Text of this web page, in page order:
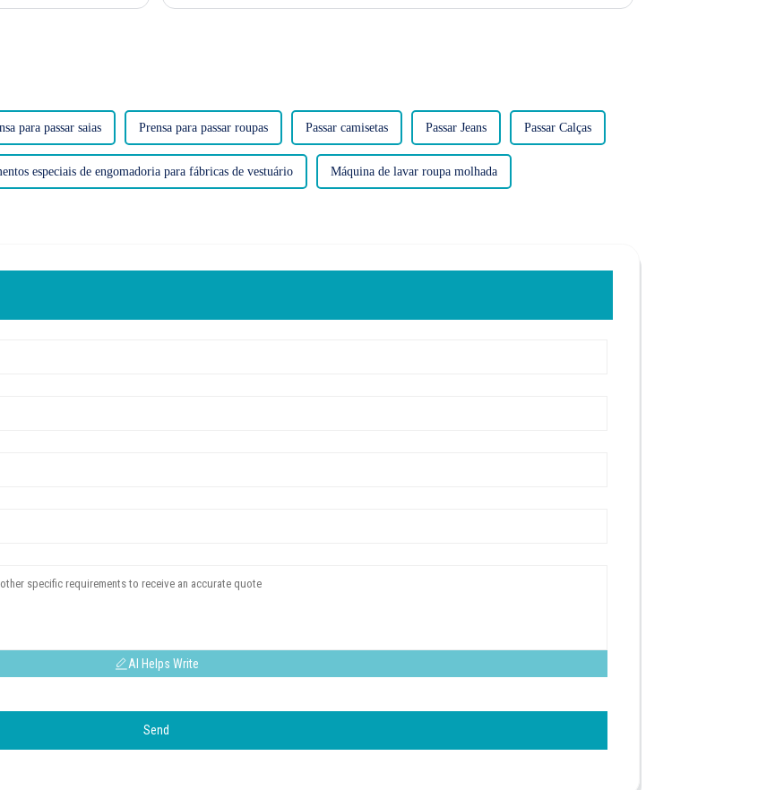
para passar saias Prensa para passar roupas Passar camisetas Passar Jeans Passar Calças
especiais de engomadoria para fábricas de vestuário Máquina de lavar roupa molhada
AI Helps Write
Send